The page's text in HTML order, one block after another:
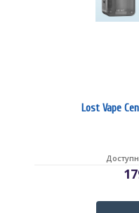
Lost Vape